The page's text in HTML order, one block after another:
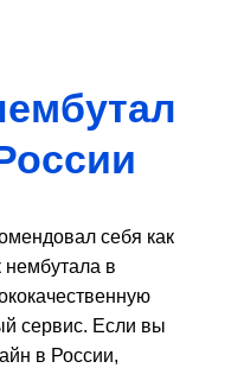
себя как
в
сервис. Если вы
в России,